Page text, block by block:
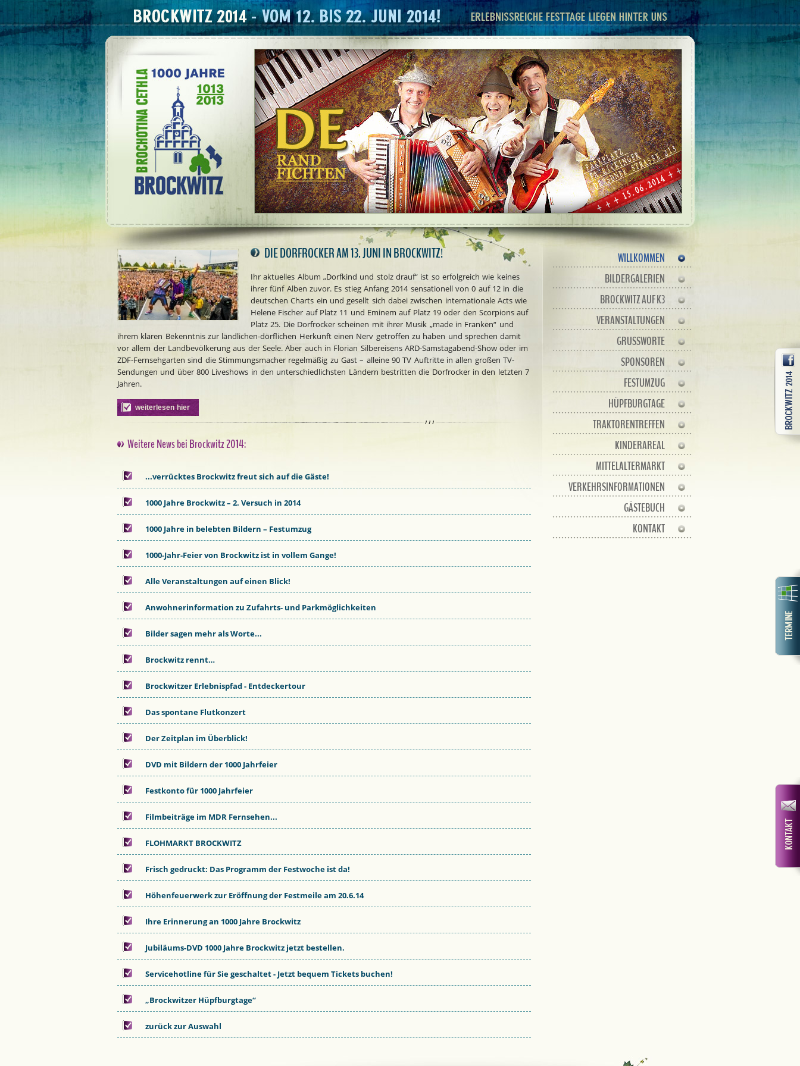
DIE DORFROCKER AM 13. JUNI IN BROCKWITZ!
Ihr aktuelles Album „Dorfkind und stolz drauf“ ist so erfolgreich wie keines
ihrer fünf Alben zuvor. Es stieg Anfang 2014 sensationell von 0 auf 12 in die
deutschen Charts ein und gesellt sich dabei zwischen internationale Acts wie
Helene Fischer auf Platz 11 und Eminem auf Platz 19 oder den Scorpions auf
Platz 25. Die Dorfrocker scheinen mit ihrer Musik „made in Franken“ und
ihrem klaren Bekenntnis zur ländlichen-dörflichen Herkunft einen Nerv getroffen zu haben und sprechen damit
vor allem der Landbevölkerung aus der Seele. Aber auch in Florian SilbereisensARD-Samstagabend-Show oder im
ZDF-Fernsehgarten sind die Stimmungsmacher regelmäßig zu Gast – alleine 90 TV Auftritte in allen großen TV-
Sendungen und über 800 Liveshows in den unterschiedlichsten Ländern bestritten die Dorfrocker in den letzten 7
Jahren.
weiterlesen hier
Weitere News bei Brockwitz 2014:
...verrücktes Brockwitz freut sich auf die Gäste!
1000 Jahre Brockwitz – 2. Versuch in 2014
1000 Jahre in belebten Bildern – Festumzug
1000-Jahr-Feier von Brockwitz ist in vollem Gange!
Alle Veranstaltungen auf einen Blick!
Anwohnerinformation zu Zufahrts- und Parkmöglichkeiten
Bilder sagen mehr als Worte...
Brockwitz rennt…
Brockwitzer Erlebnispfad - Entdeckertour
Das spontane Flutkonzert
Der Zeitplan im Überblick!
DVD mit Bildern der 1000 Jahrfeier
Festkonto für 1000 Jahrfeier
Filmbeiträge im MDR Fernsehen...
FLOHMARKT BROCKWITZ
Frisch gedruckt: Das Programm der Festwoche ist da!
Höhenfeuerwerk zur Eröffnung der Festmeile am 20.6.14
Ihre Erinnerung an 1000 Jahre Brockwitz
Jubiläums-DVD 1000 Jahre Brockwitz jetzt bestellen.
Servicehotline für Sie geschaltet - Jetzt bequem Tickets buchen!
„Brockwitzer Hüpfburgtage“
zurück zur Auswahl
WILLKOMMEN
BILDERGALERIEN
BROCKWITZ AUF K3
VERANSTALTUNGEN
GRUSSWORTE
SPONSOREN
FESTUMZUG
HÜPFBURGTAGE
TRAKTORENTREFFEN
KINDERAREAL
MITTELALTERMARKT
VERKEHRSINFORMATIONEN
GÄSTEBUCH
KONTAKT